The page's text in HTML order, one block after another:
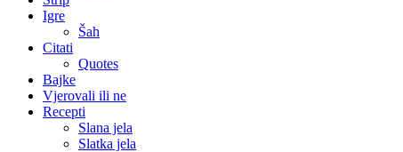
Igre
Šah
Citati
Quotes
Bajke
Vjerovali ili ne
Recepti
Slana jela
Slatka jela